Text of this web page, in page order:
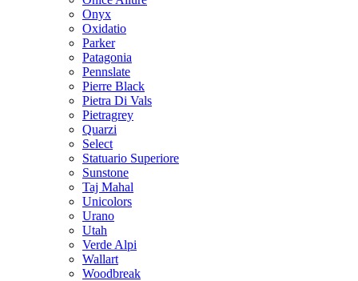
Onyx
Oxidatio
Parker
Patagonia
Pennslate
Pierre Black
Pietra Di Vals
Pietragrey
Quarzi
Select
Statuario Superiore
Sunstone
Taj Mahal
Unicolors
Urano
Utah
Verde Alpi
Wallart
Woodbreak